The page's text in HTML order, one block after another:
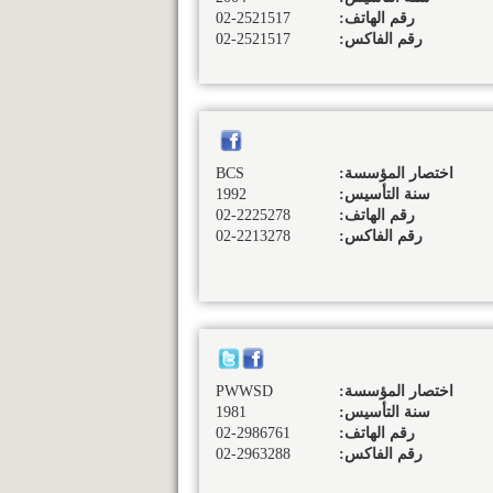
رقم الهاتف:
02-2521517
رقم الفاكس:
02-2521517
اختصار المؤسسة:
BCS
سنة التأسيس:
1992
رقم الهاتف:
02-2225278
رقم الفاكس:
02-2213278
اختصار المؤسسة:
PWWSD
سنة التأسيس:
1981
رقم الهاتف:
02-2986761
رقم الفاكس:
02-2963288